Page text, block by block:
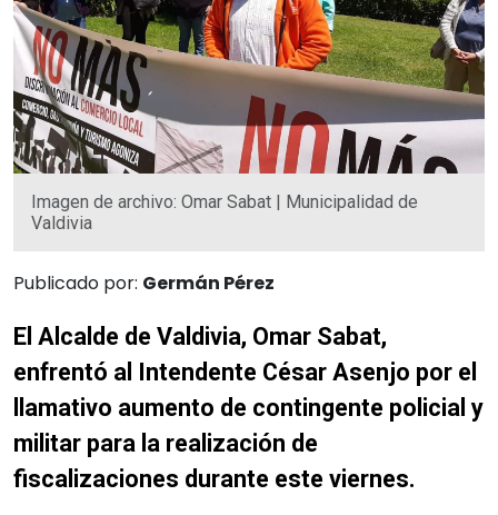
Imagen de archivo: Omar Sabat | Municipalidad de
Valdivia
Publicado por: Germán Pérez
El Alcalde de Valdivia, Omar Sabat,
enfrentó al Intendente César Asenjo por el
llamativo aumento de contingente policial y
militar para la realización de
fiscalizaciones durante este viernes.